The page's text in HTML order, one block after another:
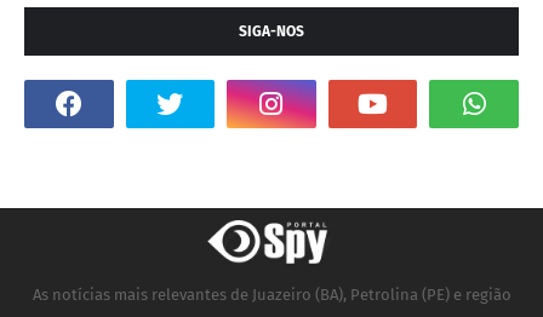
SIGA-NOS
As notícias mais relevantes de Juazeiro (BA), Petrolina (PE) e região